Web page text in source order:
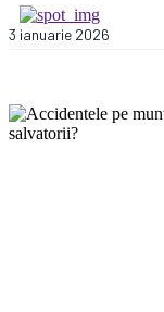
3 ianuarie 2026